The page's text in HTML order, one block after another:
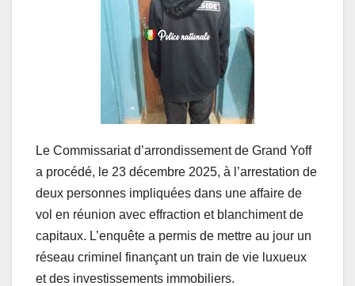
Le Commissariat d’arrondissement de Grand Yoff
a procédé, le 23 décembre 2025, à l’arrestation de
deux personnes impliquées dans une affaire de
vol en réunion avec effraction et blanchiment de
capitaux. L’enquête a permis de mettre au jour un
réseau criminel finançant un train de vie luxueux
et des investissements immobiliers.